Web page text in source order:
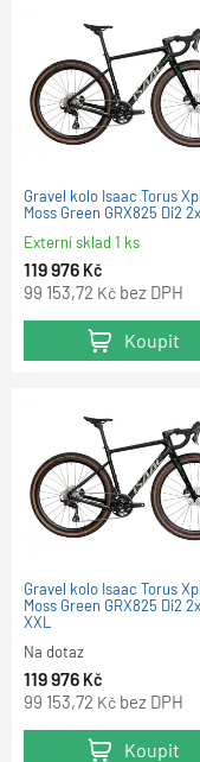
Gravel kolo Isaac Torus
Moss Green GRX825 Di2
Externí sklad 1 ks
119 976 Kč
99 153,72 Kč bez DPH
Koupit
Gravel kolo Isaac Torus
Moss Green GRX825 Di2
XXL
Na dotaz
119 976 Kč
99 153,72 Kč bez DPH
Koupit